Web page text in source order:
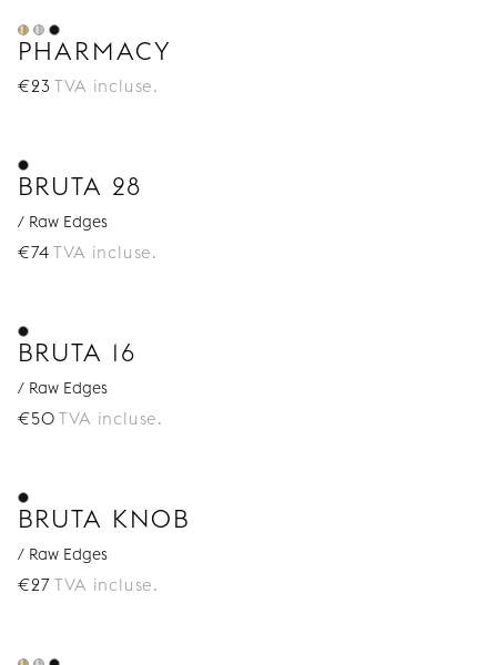
PHARMACY
€23 TVA incluse.
BRUTA 28
/ Raw Edges
€74 TVA incluse.
BRUTA 16
/ Raw Edges
€50 TVA incluse.
BRUTA KNOB
/ Raw Edges
€27 TVA incluse.